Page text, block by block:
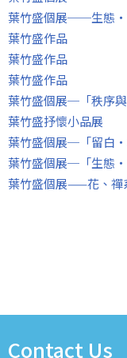
葉竹盛個展──生態‧
葉竹盛作品
葉竹盛作品
葉竹盛作品
葉竹盛個展─「秩序與
葉竹盛抒懷小品展
葉竹盛個展─「留白‧
葉竹盛個展─「生態‧
葉竹盛個展——花、禪
Contact Us